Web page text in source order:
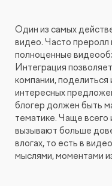
Один из самых
видео. Часто преролл
полноценные
Интеграция
компании,
интересных
блогер должен быть
тематике. Чаще всего
вызывают больше
влогах, то есть в
мыслями, моментами